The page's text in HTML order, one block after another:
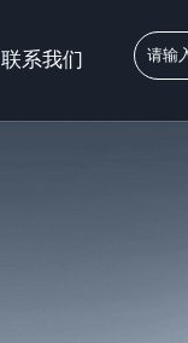
联系我们